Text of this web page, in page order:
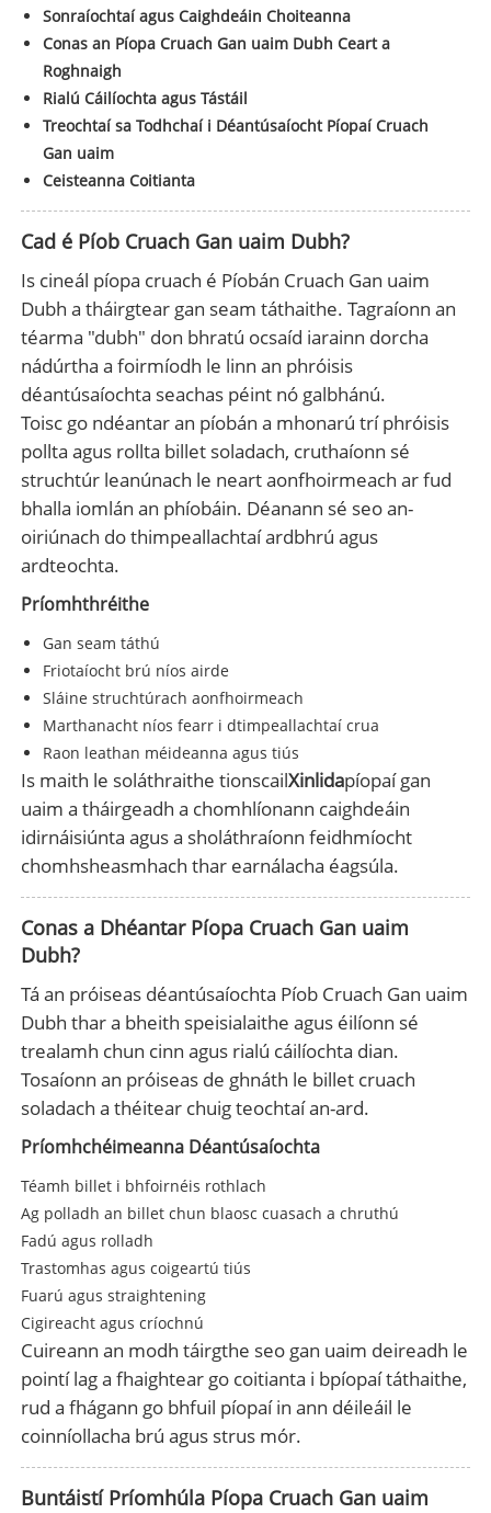
Sonraíochtaí agus Caighdeáin Choiteanna
Conas an Píopa Cruach Gan uaim Dubh Ceart a
Roghnaigh
Rialú Cáilíochta agus Tástáil
Treochtaí sa Todhchaí i Déantúsaíocht Píopaí Cruach
Gan uaim
Ceisteanna Coitianta
Cad é Píob Cruach Gan uaim Dubh?
Is cineál píopa cruach é Píobán Cruach Gan uaim
Dubh a tháirgtear gan seam táthaithe. Tagraíonn an
téarma "dubh" don bhratú ocsaíd iarainn dorcha
nádúrtha a foirmíodh le linn an phróisis
déantúsaíochta seachas péint nó galbhánú.
Toisc go ndéantar an píobán a mhonarú trí phróisis
pollta agus rollta billet soladach, cruthaíonn sé
struchtúr leanúnach le neart aonfhoirmeach ar fud
bhalla iomlán an phíobáin. Déanann sé seo an-
oiriúnach do thimpeallachtaí ardbhrú agus
ardteochta.
Príomhthréithe
Gan seam táthú
Friotaíocht brú níos airde
Sláine struchtúrach aonfhoirmeach
Marthanacht níos fearr i dtimpeallachtaí crua
Raon leathan méideanna agus tiús
Is maith le soláthraithe tionscailXinlidapíopaí gan
uaim a tháirgeadh a chomhlíonann caighdeáin
idirnáisiúnta agus a sholáthraíonn feidhmíocht
chomhsheasmhach thar earnálacha éagsúla.
Conas a Dhéantar Píopa Cruach Gan uaim
Dubh?
Tá an próiseas déantúsaíochta Píob Cruach Gan uaim
Dubh thar a bheith speisialaithe agus éilíonn sé
trealamh chun cinn agus rialú cáilíochta dian.
Tosaíonn an próiseas de ghnáth le billet cruach
soladach a théitear chuig teochtaí an-ard.
Príomhchéimeanna Déantúsaíochta
Téamh billet i bhfoirnéis rothlach
Ag polladh an billet chun blaosc cuasach a chruthú
Fadú agus rolladh
Trastomhas agus coigeartú tiús
Fuarú agus straightening
Cigireacht agus críochnú
Cuireann an modh táirgthe seo gan uaim deireadh le
pointí lag a fhaightear go coitianta i bpíopaí táthaithe,
rud a fhágann go bhfuil píopaí in ann déileáil le
coinníollacha brú agus strus mór.
Buntáistí Príomhúla Píopa Cruach Gan uaim